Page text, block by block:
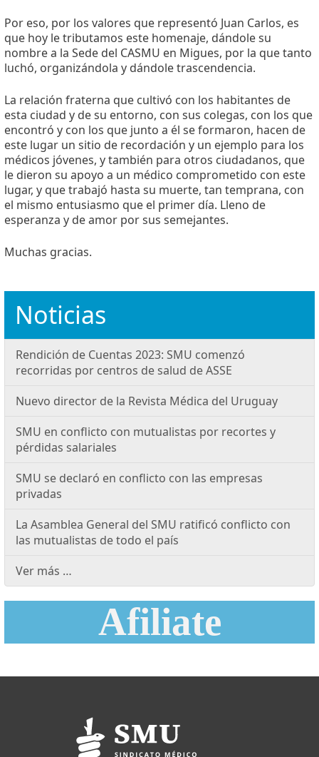
Por eso, por los valores que representó Juan Carlos, es
que hoy le tributamos este homenaje, dándole su
nombre a la Sede del CASMU en Migues, por la que tanto
luchó, organizándola y dándole trascendencia.
La relación fraterna que cultivó con los habitantes de
esta ciudad y de su entorno, con sus colegas, con los que
encontró y con los que junto a él se formaron, hacen de
este lugar un sitio de recordación y un ejemplo para los
médicos jóvenes, y también para otros ciudadanos, que
le dieron su apoyo a un médico comprometido con este
lugar, y que trabajó hasta su muerte, tan temprana, con
el mismo entusiasmo que el primer día. Lleno de
esperanza y de amor por sus semejantes.
Muchas gracias.
Noticias
Rendición de Cuentas 2023: SMU comenzó
recorridas por centros de salud de ASSE
Nuevo director de la Revista Médica del Uruguay
SMU en conflicto con mutualistas por recortes y
pérdidas salariales
SMU se declaró en conflicto con las empresas
privadas
La Asamblea General del SMU ratificó conflicto con
las mutualistas de todo el país
Ver más …
Afiliate